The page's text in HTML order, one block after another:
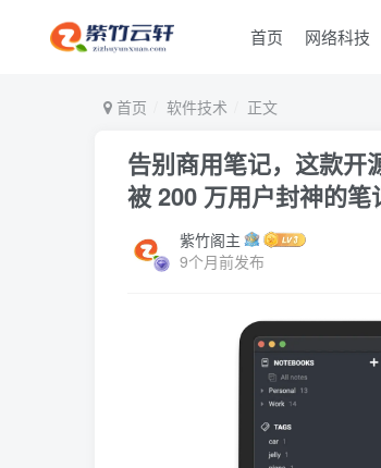
首页 网络科技
首页 软件技术 正文
告别商用笔记，这款开
被 200 万用户封神的笔
紫竹阁主
9个月前发布